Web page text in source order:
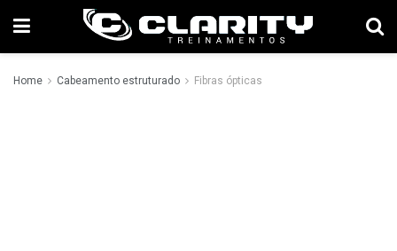
Home Cabeamento estruturado Fibras ópticas